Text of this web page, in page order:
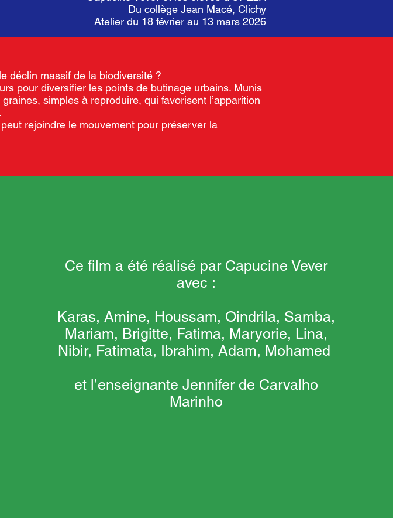
Du collège Jean Macé, Clichy
Atelier du 18 février au 13 mars 2026
déclin massif de la biodiversité ?
pour diversifier les points de butinage urbains. Munis
simples à reproduire, qui favorisent l’apparition
rejoindre le mouvement pour préserver la
Ce film a été réalisé par Capucine Vever
avec :
Karas, Amine, Houssam, Oindrila, Samba,
Mariam, Brigitte, Fatima, Maryorie, Lina,
Nibir, Fatimata, Ibrahim, Adam, Mohamed
et l’enseignante Jennifer de Carvalho
Marinho